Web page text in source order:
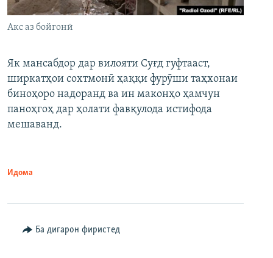
Акс аз бойгонӣ
Як мансабдор дар вилояти Суғд гуфтааст,
ширкатҳои сохтмонӣ ҳаққи фурӯши таҳхонаи
биноҳоро надоранд ва ин маконҳо ҳамчун
паноҳгоҳ дар ҳолати фавқулода истифода
мешаванд.
Идома
Ба дигарон фиристед